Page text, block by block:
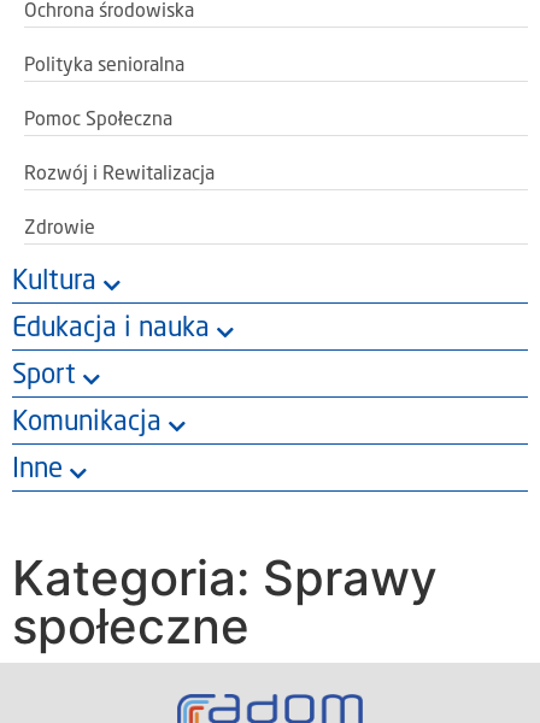
Ochrona środowiska
Polityka senioralna
Pomoc Społeczna
Rozwój i Rewitalizacja
Zdrowie
Kultura
Edukacja i nauka
Sport
Komunikacja
Inne
Kategoria: Sprawy
społeczne